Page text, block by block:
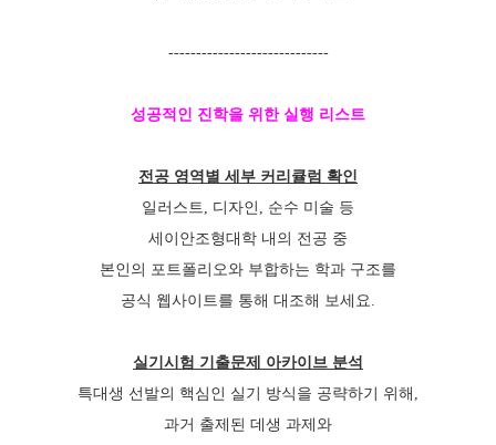
-----------------------------
성공적인 진학을 위한 실행 리스트
전공 영역별 세부 커리큘럼 확인
일러스트, 디자인, 순수 미술 등
세이안조형대학 내의 전공 중
본인의 포트폴리오와 부합하는 학과 구조를
공식 웹사이트를 통해 대조해 보세요.
실기시험 기출문제 아카이브 분석
특대생 선발의 핵심인 실기 방식을 공략하기 위해,
과거 출제된 데생 과제와